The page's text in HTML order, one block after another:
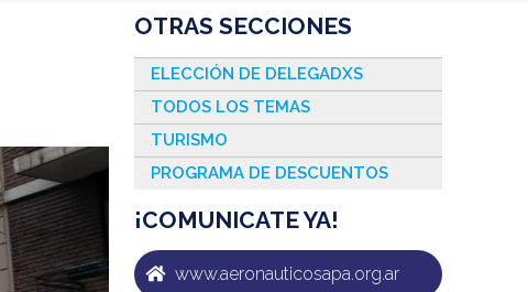
OTRAS SECCIONES
ELECCIÓN DE DELEGADXS
TODOS LOS TEMAS
TURISMO
PROGRAMA DE DESCUENTOS
¡COMUNICATE YA!
www.aeronauticosapa.org.ar